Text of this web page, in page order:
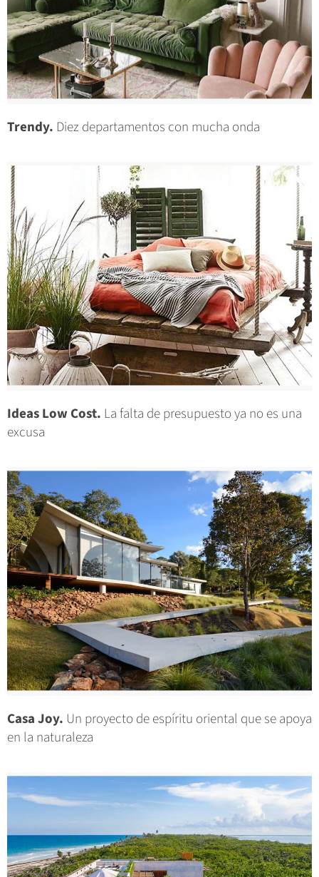
Trendy. Diez departamentos con mucha onda
Ideas Low Cost. La falta de presupuesto ya no es una
excusa
Casa Joy. Un proyecto de espíritu oriental que se apoya
en la naturaleza